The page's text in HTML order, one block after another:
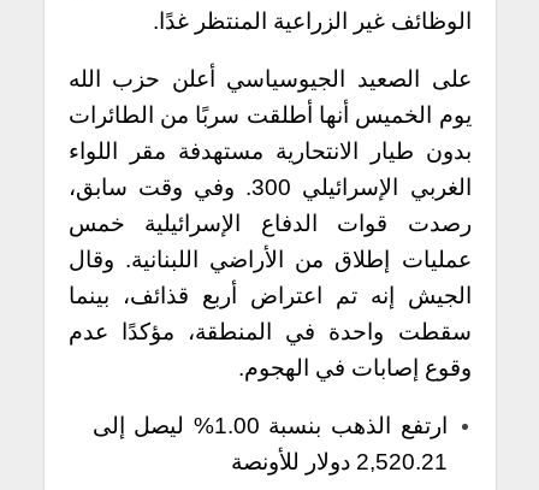
الوظائف غير الزراعية المنتظر غدًا.
على الصعيد الجيوسياسي أعلن حزب الله
يوم الخميس أنها أطلقت سربًا من الطائرات
بدون طيار الانتحارية مستهدفة مقر اللواء
الغربي الإسرائيلي 300. وفي وقت سابق،
رصدت قوات الدفاع الإسرائيلية خمس
عمليات إطلاق من الأراضي اللبنانية. وقال
الجيش إنه تم اعتراض أربع قذائف، بينما
سقطت واحدة في المنطقة، مؤكدًا عدم
وقوع إصابات في الهجوم.
ارتفع الذهب بنسبة 1.00% ليصل إلى
2,520.21 دولار للأونصة